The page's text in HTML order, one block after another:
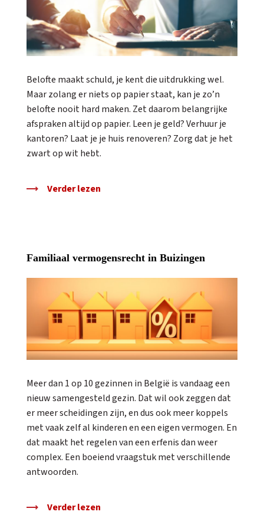
Belofte maakt schuld, je kent die uitdrukking wel.
Maar zolang er niets op papier staat, kan je zo’n
belofte nooit hard maken. Zet daarom belangrijke
afspraken altijd op papier. Leen je geld? Verhuur je
kantoren? Laat je je huis renoveren? Zorg dat je het
zwart op wit hebt.
Verder lezen
Familiaal vermogensrecht in Buizingen
Meer dan 1 op 10 gezinnen in België is vandaag een
nieuw samengesteld gezin. Dat wil ook zeggen dat
er meer scheidingen zijn, en dus ook meer koppels
met vaak zelf al kinderen en een eigen vermogen. En
dat maakt het regelen van een erfenis dan weer
complex. Een boeiend vraagstuk met verschillende
antwoorden.
Verder lezen